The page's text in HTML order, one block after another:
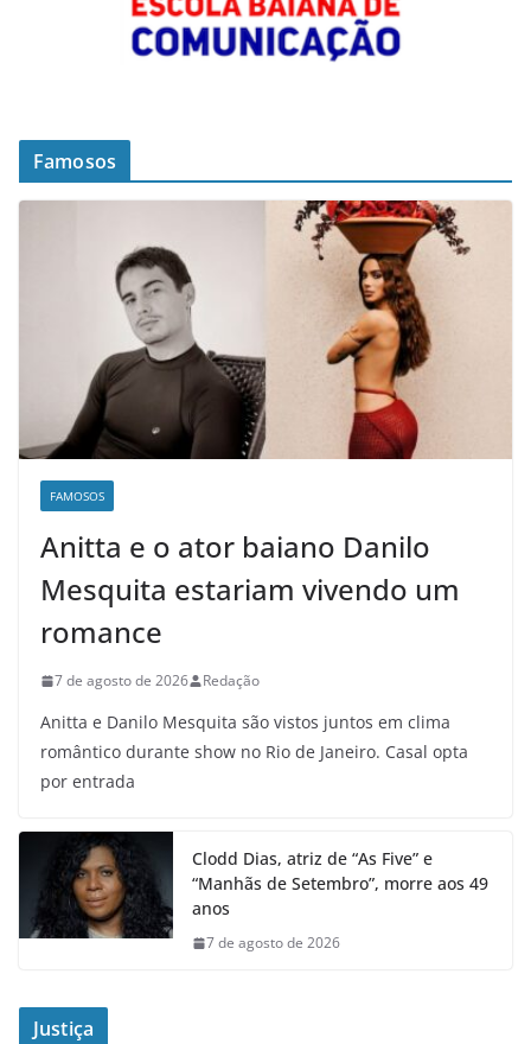
Famosos
FAMOSOS
Anitta e o ator baiano Danilo
Mesquita estariam vivendo um
romance
7 de agosto de 2026 Redação
Anitta e Danilo Mesquita são vistos juntos em clima
romântico durante show no Rio de Janeiro. Casal opta
por entrada
Clodd Dias, atriz de “As Five” e
“Manhãs de Setembro”, morre aos 49
anos
7 de agosto de 2026
Justiça